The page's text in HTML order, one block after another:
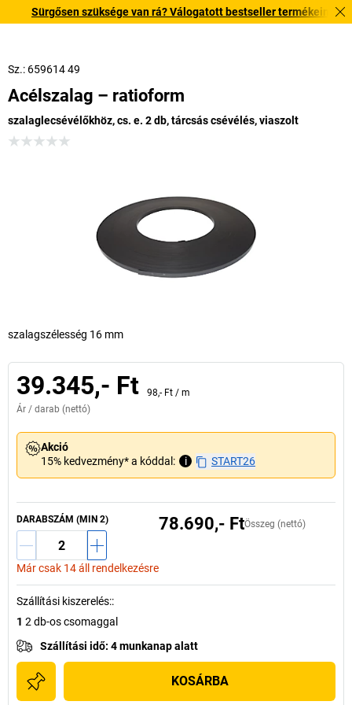
Sürgősen szüksége van rá? Válogatott bestseller termékeinket
Sz.: 659614 49
Acélszalag – ratioform
szalaglecsévélőkhöz, cs. e. 2 db, tárcsás csévélés, viaszolt
szalagszélesség 16 mm
39.345,- Ft 98,- Ft / m
Ár / darab (nettó)
Akció
15% kedvezmény* a kóddal:
i START26
DARABSZÁM (MIN 2)
Már csak 14 áll rendelkezésre
Összeg (nettó)
78.690,- Ft
Szállítási kiszerelés::
1 2 db-os csomaggal
Szállítási idő: 4 munkanap alatt
KOSÁRBA